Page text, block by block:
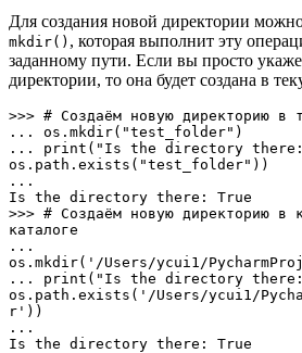
Для создания новой директории
mkdir() , которая выполнит эту
заданному пути. Если вы просто
директории, то она будет создана в
>>> # Создаём новую директорию в
... os.mkdir("test_folder")
... print("Is the directory
os.path.exists("test_folder"))
...
Is the directory there: True
>>> # Создаём новую директорию в
каталоге
...
os.mkdir('/Users/ycui1/
... print("Is the directory
os.path.exists('/Users/ycui1/
r'))
...
Is the directory there: True